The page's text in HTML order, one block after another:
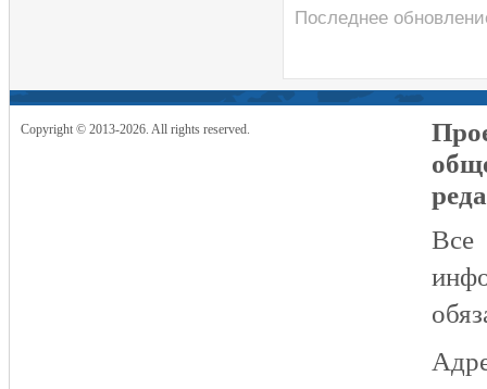
Последнее
Copyright © 2013-2026. All rights reserved.